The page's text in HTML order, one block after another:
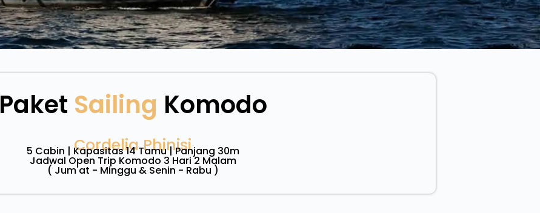
Paket Sailing Komodo
Cordelia Phinisi
5 Cabin | Kapasitas 14 Tamu | Panjang 30m
Jadwal Open Trip Komodo 3 Hari 2 Malam
( Jum'at - Minggu & Senin - Rabu )